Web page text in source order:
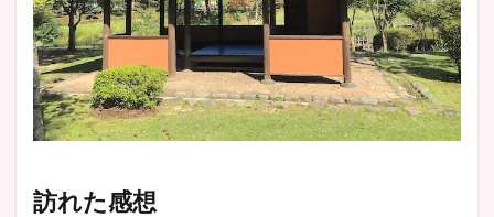
訪れた感想